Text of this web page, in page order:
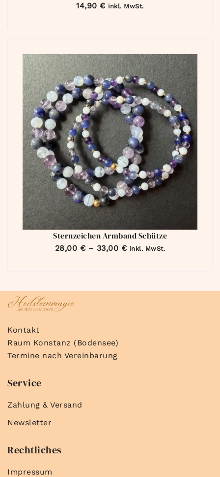
14,90 € inkl. MwSt.
Sternzeichen Armband Schütze
28,00 € – 33,00 € inkl. MwSt.
Kontakt
Raum Konstanz (Bodensee)
Termine nach Vereinbarung
Service
Zahlung & Versand
Newsletter
Rechtliches
Impressum